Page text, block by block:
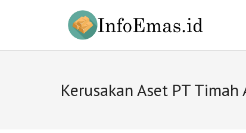
Kerusakan Aset PT